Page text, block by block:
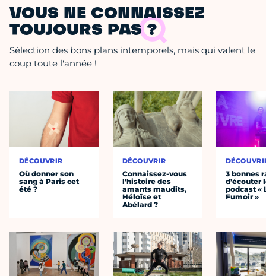
VOUS NE CONNAISSEZ
TOUJOURS PAS ?
Sélection des bons plans intemporels, mais qui valent le
coup toute l'année !
DÉCOUVRIR
Où donner son
sang à Paris cet
été ?
DÉCOUVRIR
Connaissez-vous
l’histoire des
amants maudits,
Héloïse et
Abélard ?
3 bonnes
d’écouter
podcast «
Fumoir »